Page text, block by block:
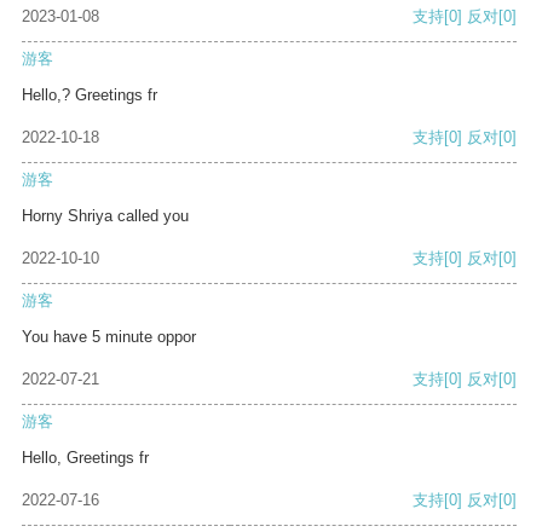
2023-01-08 支持[0] 反对[0]
游客
Hello,? Greetings fr
2022-10-18 支持[0] 反对[0]
游客
Horny Shriya called you
2022-10-10 支持[0] 反对[0]
游客
You have 5 minute oppor
2022-07-21 支持[0] 反对[0]
游客
Hello, Greetings fr
2022-07-16 支持[0] 反对[0]